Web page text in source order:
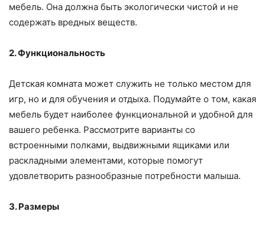
мебель. Она должна быть экологически чистой и не
содержать вредных веществ.
2. Функциональность
Детская комната может служить не только местом для
игр, но и для обучения и отдыха. Подумайте о том, какая
мебель будет наиболее функциональной и удобной для
вашего ребенка. Рассмотрите варианты со
встроенными полками, выдвижными ящиками или
раскладными элементами, которые помогут
удовлетворить разнообразные потребности малыша.
3. Размеры